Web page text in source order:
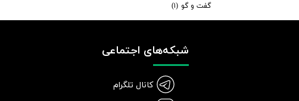
گفت و گو (۱)
شبکه‌های اجتماعی
کانال تلگرام